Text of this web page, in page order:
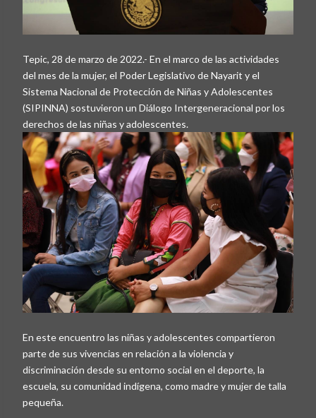
Tepic, 28 de marzo de 2022.- En el marco de las actividades
del mes de la mujer, el Poder Legislativo de Nayarit y el
Sistema Nacional de Protección de Niñas y Adolescentes
(SIPINNA) sostuvieron un Diálogo Intergeneracional por los
derechos de las niñas y adolescentes.
En este encuentro las niñas y adolescentes compartieron
parte de sus vivencias en relación a la violencia y
discriminación desde su entorno social en el deporte, la
escuela, su comunidad indígena, como madre y mujer de talla
pequeña.